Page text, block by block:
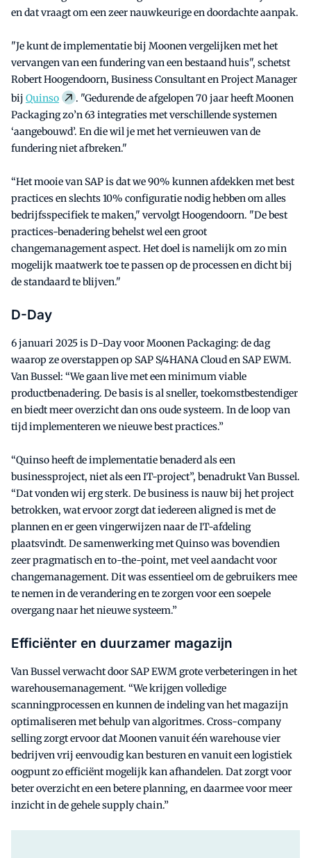
en dat vraagt om een zeer nauwkeurige en doordachte aanpak.
"Je kunt de implementatie bij Moonen vergelijken met het
vervangen van een fundering van een bestaand huis", schetst
Robert Hoogendoorn, Business Consultant en Project Manager
bij Quinso
. "Gedurende de afgelopen 70 jaar heeft Moonen
Packaging zo’n 63 integraties met verschillende systemen
‘aangebouwd’. En die wil je met het vernieuwen van de
fundering niet afbreken."
“Het mooie van SAP is dat we 90% kunnen afdekken met best
practices en slechts 10% configuratie nodig hebben om alles
bedrijfsspecifiek te maken," vervolgt Hoogendoorn. "De best
practices-benadering behelst wel een groot
changemanagement aspect. Het doel is namelijk om zo min
mogelijk maatwerk toe te passen op de processen en dicht bij
de standaard te blijven."
D-Day
6 januari 2025 is D-Day voor Moonen Packaging: de dag
waarop ze overstappen op SAP S/4HANA Cloud en SAP EWM.
Van Bussel: “We gaan live met een minimum viable
productbenadering. De basis is al sneller, toekomstbestendiger
en biedt meer overzicht dan ons oude systeem. In de loop van
tijd implementeren we nieuwe best practices.”
“Quinso heeft de implementatie benaderd als een
businessproject, niet als een IT-project”, benadrukt Van Bussel.
“Dat vonden wij erg sterk. De business is nauw bij het project
betrokken, wat ervoor zorgt dat iedereen aligned is met de
plannen en er geen vingerwijzen naar de IT-afdeling
plaatsvindt. De samenwerking met Quinso was bovendien
zeer pragmatisch en to-the-point, met veel aandacht voor
changemanagement. Dit was essentieel om de gebruikers mee
te nemen in de verandering en te zorgen voor een soepele
overgang naar het nieuwe systeem.”
Efficiënter en duurzamer magazijn
Van Bussel verwacht door SAP EWM grote verbeteringen in het
warehousemanagement. “We krijgen volledige
scanningprocessen en kunnen de indeling van het magazijn
optimaliseren met behulp van algoritmes. Cross-company
selling zorgt ervoor dat Moonen vanuit één warehouse vier
bedrijven vrij eenvoudig kan besturen en vanuit een logistiek
oogpunt zo efficiënt mogelijk kan afhandelen. Dat zorgt voor
beter overzicht en een betere planning, en daarmee voor meer
inzicht in de gehele supply chain.”